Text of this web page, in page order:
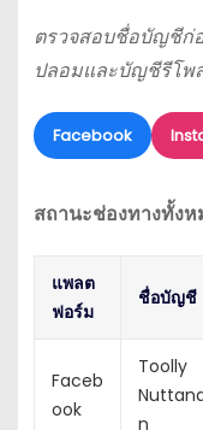
ตรวจสอบชื่อบัญชีก่
ปลอมและบัญชีรีโพ
Facebook
สถานะช่องทางทั้ง
แพลต
ฟอร์ม
ชื่อบัญชี
Faceb
ook
Toolly
n